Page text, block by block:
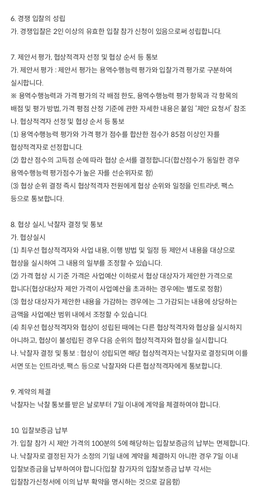
6. 경쟁 입찰의 성립
가. 경쟁입찰은 2인 이상의 유효한 입찰 참가 신청이 있음으로써 성립합니다.
7.제안서 평가, 협상적격자 선정 및 협상 순서 등 통보
가.제안서 평가 :제안서 평가는 용역수행능력 평가와 입찰가격 평가로 구분하여
실시합니다.
※ 용역수행능력과 가격 평가의 각 배점 한도, 용역수행능력 평가 항목과 각 항목의
배점 및 평가 방법, 가격 평점 산정 기준에 관한 자세한 내용은 붙임 ‘제안 요청서’ 참조
나.협상적격자 선정 및 협상 순서 등 통보
(1)용역수행능력 평가와 가격 평가 점수를 합산한 점수가85점 이상인 자를
협상적격자로 선정합니다.
(2)합산 점수의 고득점 순에 따라 협상 순서를 결정합니다(합산점수가 동일한 경우
용역수행능력 평가점수가 높은 자를 선순위자로 함)
(3)협상 순위 결정 즉시 협상적격자 전원에게 협상 순위와 일정을 인트라넷, 팩스
등으로 통보합니다
8.협상 실시, 낙찰자 결정 및 통보
가.협상실시
(1)최우선 협상적격자와 사업 내용, 이행 방법 및 일정 등 제안서 내용을 대상으로
협상을 실시하여 그 내용의 일부를 조정할 수 있습니다.
(2) 가격 협상 시 기준 가격은 사업예산 이하로서 협상 대상자가 제안한 가격으로
합니다(협상대상자 제안 가격이 사업예산을 초과하는 경우에는 별도로 정함)
(3)협상 대상자가 제안한 내용을 가감하는 경우에는 그 가감되는 내용에 상당하는
금액을 사업예산 범위 내에서 조정할 수 있습니다.
(4)최우선 협상적격자와 협상이 성립된 때에는 다른 협상적격자와 협상을 실시 하지
아니하고, 협상이 불성립된 경우 다음 순위의 협상적격자와 협상을 실시합니다.
나. 낙찰자 결정 및 통보 :협상이 성립되면 해당 협상적격자는 낙찰자로 결정되며 이를
서면 또는 인트라넷,팩스 등으로 낙찰자와 다른 협상적격자에게 통보합니다.
9. 계약의 체결
낙찰자는 낙찰 통보를 받은 날로부터 7일 이내에 계약을 체결하여야 합니다.
10. 입찰보증금 납부
가. 입찰 참가 시 제안 가격의 100분의 5에 해당하는 입찰보증금의 납부는 면제합니다.
나. 낙찰자로 결정된 자가 소정의 기일 내에 계약을 체결하지 아니한 경우7일 이내
입찰보증금을 납부하여야 합니다(입찰 참가자의 입찰보증금 납부 각서는
입찰참가신청서에 이의 납부 확약을 명시하는 것으로 갈음함)